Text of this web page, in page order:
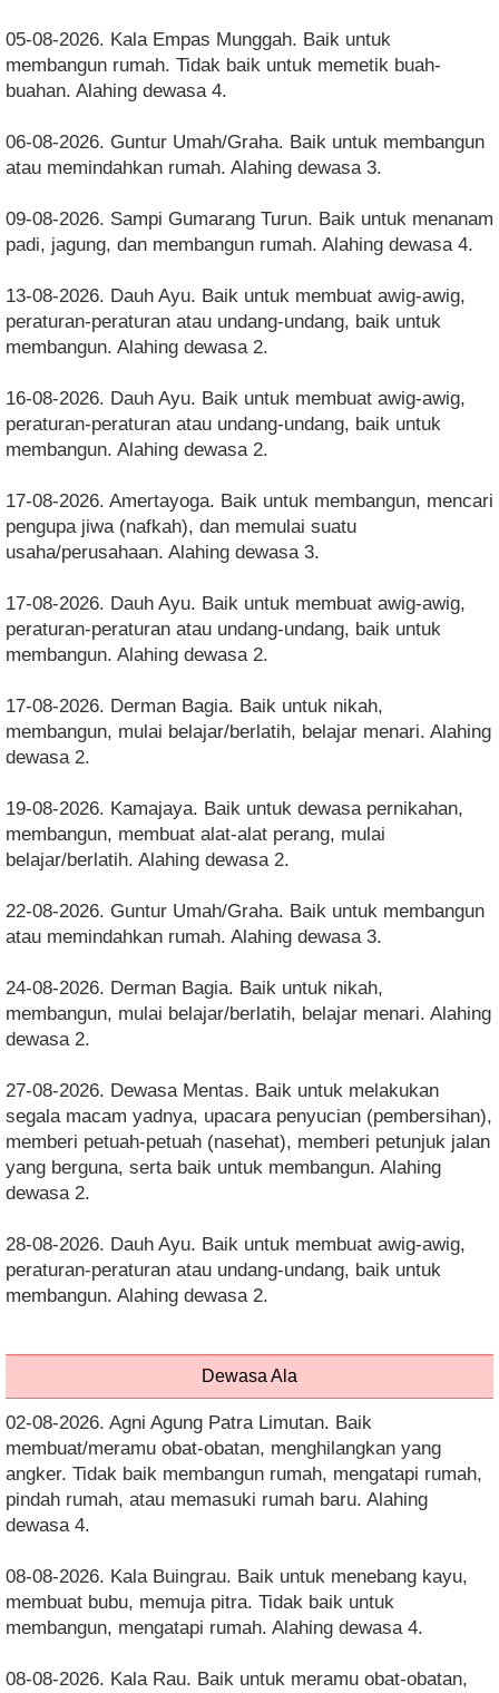
05-08-2026. Kala Empas Munggah. Baik untuk
membangun rumah. Tidak baik untuk memetik buah-
buahan. Alahing dewasa 4.
06-08-2026. Guntur Umah/Graha. Baik untuk membangun
atau memindahkan rumah. Alahing dewasa 3.
09-08-2026. Sampi Gumarang Turun. Baik untuk menanam
padi, jagung, dan membangun rumah. Alahing dewasa 4.
13-08-2026. Dauh Ayu. Baik untuk membuat awig-awig,
peraturan-peraturan atau undang-undang, baik untuk
membangun. Alahing dewasa 2.
16-08-2026. Dauh Ayu. Baik untuk membuat awig-awig,
peraturan-peraturan atau undang-undang, baik untuk
membangun. Alahing dewasa 2.
17-08-2026. Amertayoga. Baik untuk membangun, mencari
pengupa jiwa (nafkah), dan memulai suatu
usaha/perusahaan. Alahing dewasa 3.
17-08-2026. Dauh Ayu. Baik untuk membuat awig-awig,
peraturan-peraturan atau undang-undang, baik untuk
membangun. Alahing dewasa 2.
17-08-2026. Derman Bagia. Baik untuk nikah,
membangun, mulai belajar/berlatih, belajar menari. Alahing
dewasa 2.
19-08-2026. Kamajaya. Baik untuk dewasa pernikahan,
membangun, membuat alat-alat perang, mulai
belajar/berlatih. Alahing dewasa 2.
22-08-2026. Guntur Umah/Graha. Baik untuk membangun
atau memindahkan rumah. Alahing dewasa 3.
24-08-2026. Derman Bagia. Baik untuk nikah,
membangun, mulai belajar/berlatih, belajar menari. Alahing
dewasa 2.
27-08-2026. Dewasa Mentas. Baik untuk melakukan
segala macam yadnya, upacara penyucian (pembersihan),
memberi petuah-petuah (nasehat), memberi petunjuk jalan
yang berguna, serta baik untuk membangun. Alahing
dewasa 2.
28-08-2026. Dauh Ayu. Baik untuk membuat awig-awig,
peraturan-peraturan atau undang-undang, baik untuk
membangun. Alahing dewasa 2.
Dewasa Ala
02-08-2026. Agni Agung Patra Limutan. Baik
membuat/meramu obat-obatan, menghilangkan yang
angker. Tidak baik membangun rumah, mengatapi rumah,
pindah rumah, atau memasuki rumah baru. Alahing
dewasa 4.
08-08-2026. Kala Buingrau. Baik untuk menebang kayu,
membuat bubu, memuja pitra. Tidak baik untuk
membangun, mengatapi rumah. Alahing dewasa 4.
08-08-2026. Kala Rau. Baik untuk meramu obat-obatan,